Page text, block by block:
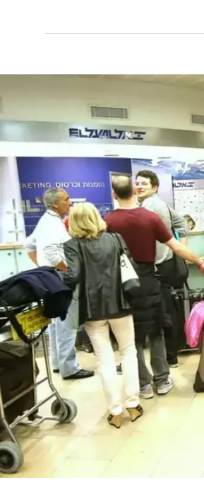
וכנגד פיטורים של עשרות
לאיגוד מקצועי בהסתדרות, אבי
מקל על הצעד
ההון